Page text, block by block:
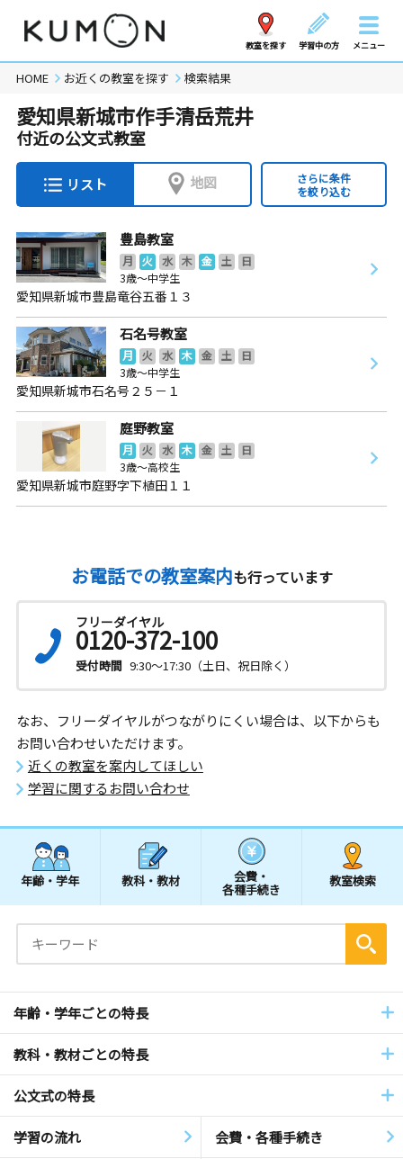
教室を探す 学習中の方 メニュー
HOME お近くの教室を探す 検索結果
愛知県新城市作手清岳荒井
付近の公文式教室
リスト 地図
さらに条件
を絞り込む
豊島教室
月 火 水 木 金 土
日
3歳～中学生
愛知県新城市豊島竜谷五番１３
石名号教室
月 火 水 木 金 土
日
3歳～中学生
愛知県新城市石名号２５－１
庭野教室
月 火 水 木 金 土
日
3歳～高校生
愛知県新城市庭野字下植田１１
お電話での教室案内も行っています
フリーダイヤル
0120-372-100
受付時間 9:30～17:30（土日、祝日除く）
なお、フリーダイヤルがつながりにくい場合は、以下からも
お問い合わせいただけます。
近くの教室を案内してほしい
学習に関するお問い合わせ
年齢・学年 教科・教材 会費・
各種手続き
教室検索
年齢・学年ごとの特長
教科・教材ごとの特長
公文式の特長
学習の流れ 会費・各種手続き